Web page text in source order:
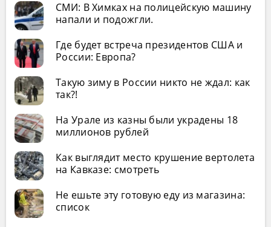
СМИ: В Химках на полицейскую машину
напали и подожгли.
Где будет встреча президентов США и
России: Европа?
Такую зиму в России никто не ждал: как
так?!
На Урале из казны были украдены 18
миллионов рублей
Как выглядит место крушение вертолета
на Кавказе: смотреть
Не ешьте эту готовую еду из магазина:
список